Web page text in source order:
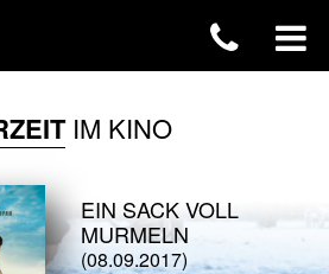
IM KINO
EIN SACK VOLL
MURMELN
(08.09.2017)